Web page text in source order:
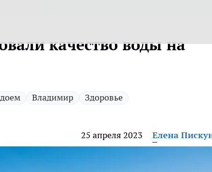
качество воды на
Владимир Здоровье
25 апреля 2023 Елена